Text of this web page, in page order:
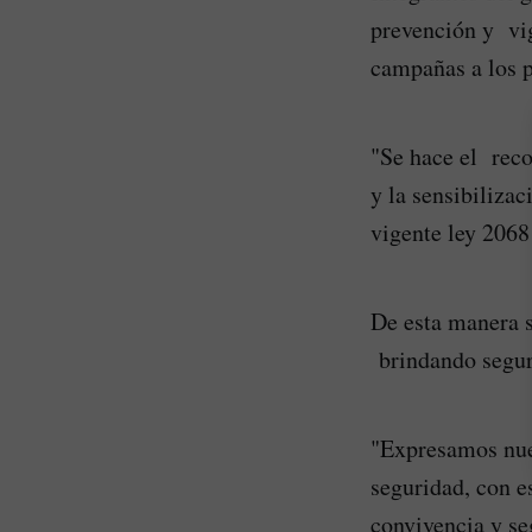
prevención y
campañas a los
"Se hace el
y la
vigente ley
De esta
brindando
"Expresamos
seguridad, con
convivencia y